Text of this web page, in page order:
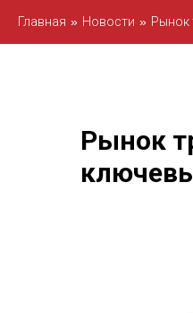
Главная » Новости » Рынок
Рынок